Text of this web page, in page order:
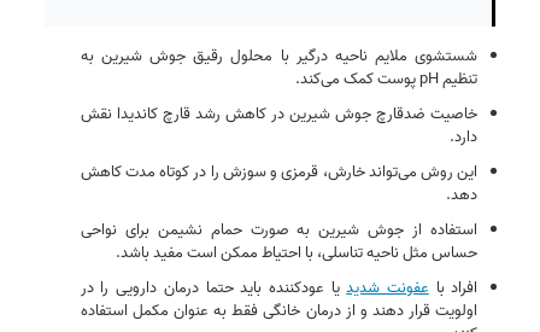
شستشوی ملایم ناحیه درگیر با محلول رقیق جوش شیرین به
تنظیم pH پوست کمک می‌کند.
خاصیت ضدقارچ جوش شیرین در کاهش رشد قارچ کاندیدا نقش
دارد.
این روش می‌تواند خارش، قرمزی و سوزش را در کوتاه‌ مدت کاهش
دهد.
استفاده از جوش شیرین به‌ صورت حمام نشیمن برای نواحی
حساس مثل ناحیه تناسلی، با احتیاط ممکن است مفید باشد.
افراد باعفونت شدیدیا عودکننده باید حتما درمان دارویی را در
اولویت قرار دهند و از درمان خانگی فقط به‌ عنوان مکمل استفاده